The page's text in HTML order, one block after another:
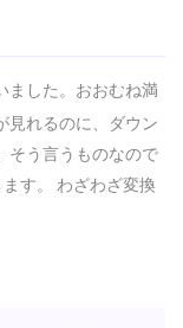
ました。おおむね満
見れるのに、ダウン
そう言うものなので
す。 わざわざ変換